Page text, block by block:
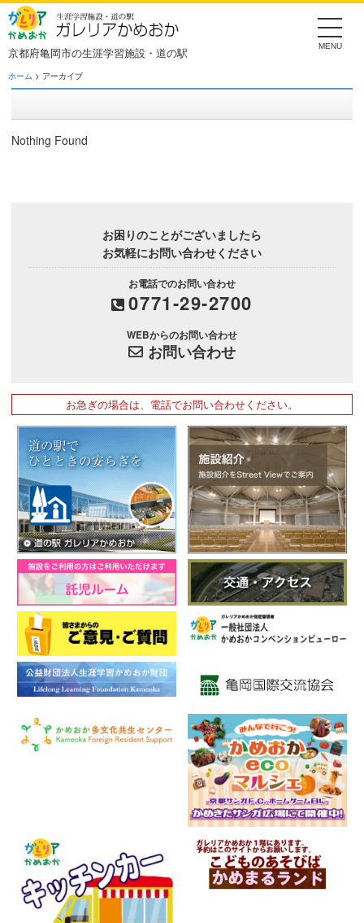
Skip
to
the
content
京都府亀岡市の生涯学習施設・道の駅
ホーム > アーカイブ
Nothing Found
お困りのことがございましたら
お気軽にお問い合わせください
お電話でのお問い合わせ
0771-29-2700
WEBからのお問い合わせ
お問い合わせ
お急ぎの場合は、電話でお問い合わせください。